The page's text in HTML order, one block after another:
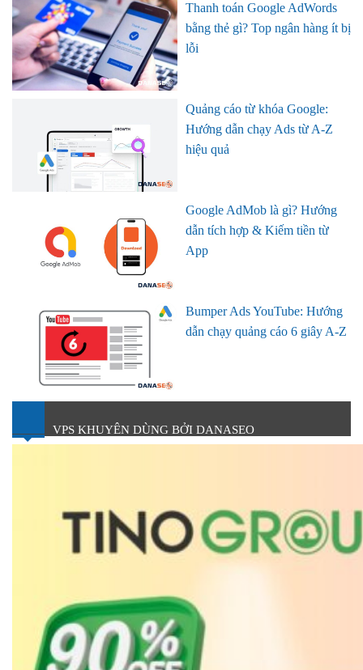
Thanh toán Google AdWords
bằng thẻ gì? Top ngân hàng ít bị
lỗi
Quảng cáo từ khóa Google:
Hướng dẫn chạy Ads từ A-Z
hiệu quả
Google AdMob là gì? Hướng
dẫn tích hợp & Kiếm tiền từ
App
Bumper Ads YouTube: Hướng
dẫn chạy quảng cáo 6 giây A-Z
VPS KHUYÊN DÙNG BỞI DANASEO